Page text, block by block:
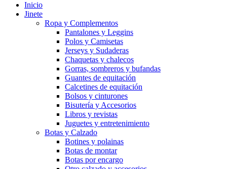
Inicio
Jinete
Ropa y Complementos
Pantalones y Leggins
Polos y Camisetas
Jerseys y Sudaderas
Chaquetas y chalecos
Gorras, sombreros y bufandas
Guantes de equitación
Calcetines de equitación
Bolsos y cinturones
Bisutería y Accesorios
Libros y revistas
Juguetes y entretenimiento
Botas y Calzado
Botines y polainas
Botas de montar
Botas por encargo